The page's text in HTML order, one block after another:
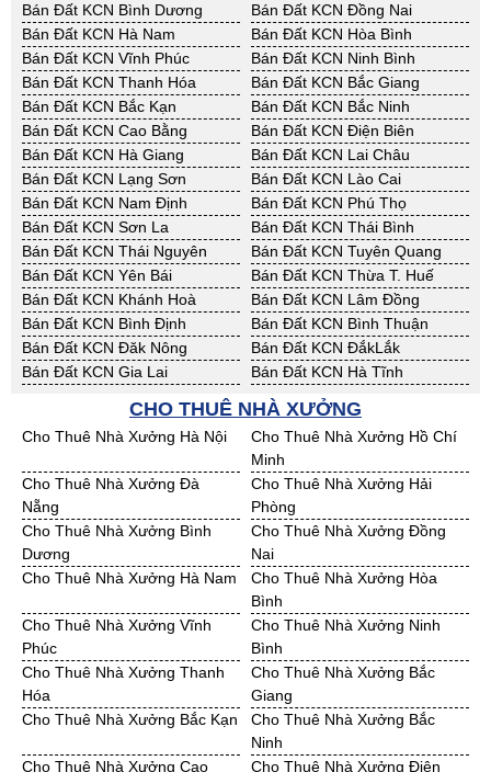
Bán Đất KCN Bình Dương
Bán Đất KCN Đồng Nai
Bán Đất KCN Hà Nam
Bán Đất KCN Hòa Bình
Bán Đất KCN Vĩnh Phúc
Bán Đất KCN Ninh Bình
Bán Đất KCN Thanh Hóa
Bán Đất KCN Bắc Giang
Bán Đất KCN Bắc Kạn
Bán Đất KCN Bắc Ninh
Bán Đất KCN Cao Bằng
Bán Đất KCN Điện Biên
Bán Đất KCN Hà Giang
Bán Đất KCN Lai Châu
Bán Đất KCN Lạng Sơn
Bán Đất KCN Lào Cai
Bán Đất KCN Nam Định
Bán Đất KCN Phú Thọ
Bán Đất KCN Sơn La
Bán Đất KCN Thái Bình
Bán Đất KCN Thái Nguyên
Bán Đất KCN Tuyên Quang
Bán Đất KCN Yên Bái
Bán Đất KCN Thừa T. Huế
Bán Đất KCN Khánh Hoà
Bán Đất KCN Lâm Đồng
Bán Đất KCN Bình Định
Bán Đất KCN Bình Thuận
Bán Đất KCN Đăk Nông
Bán Đất KCN ĐắkLắk
Bán Đất KCN Gia Lai
Bán Đất KCN Hà Tĩnh
Bán Đất KCN Nghệ An
Bán Đất KCN Ninh Thuận
Bán Đất KCN Phú Yên
Bán Đất KCN Quảng Bình
Bán Đất KCN Quảng Nam
Bán Đất KCN Quảng Ngãi
Bán Đất KCN Bà Rịa - VT
Bán Đất KCN Cần Thơ
Bán Đất KCN An Giang
Bán Đất KCN Bạc Liêu
Bán Đất KCN Bến Tre
Bán Đất KCN Bình Phước
Bán Đất KCN Cà Mau
Bán Đất KCN Đồng Tháp
Bán Đất KCN Hậu Giang
Bán Đất KCN Kiên Giang
Bán Đất KCN Long An
Bán Đất KCN Sóc Trăng
Bán Đất KCN Tây Ninh
Bán Đất KCN Tiền Giang
Bán Đất KCN Trà Vinh
Bán Đất KCN Vĩnh Long
Bán Đất KCN Hải Dương
Bán Đất KCN Hưng Yên
Bán Đất KCN Quảng Ninh
CHO THUÊ NHÀ XƯỞNG
Cho Thuê Nhà Xưởng Hà Nội
Cho Thuê Nhà Xưởng Hồ Chí
Minh
Cho Thuê Nhà Xưởng Đà
Nẵng
Cho Thuê Nhà Xưởng Hải
Phòng
Cho Thuê Nhà Xưởng Bình
Dương
Cho Thuê Nhà Xưởng Đồng
Nai
Cho Thuê Nhà Xưởng Hà Nam
Cho Thuê Nhà Xưởng Hòa
Bình
Cho Thuê Nhà Xưởng Vĩnh
Phúc
Cho Thuê Nhà Xưởng Ninh
Bình
Cho Thuê Nhà Xưởng Thanh
Hóa
Cho Thuê Nhà Xưởng Bắc
Giang
Cho Thuê Nhà Xưởng Bắc Kạn
Cho Thuê Nhà Xưởng Bắc
Ninh
Cho Thuê Nhà Xưởng Cao
Cho Thuê Nhà Xưởng Điện